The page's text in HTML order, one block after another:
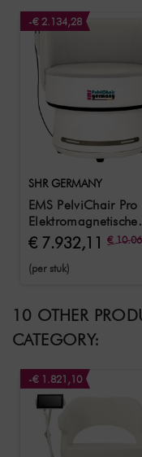
-€ 2.134,28
SHR GERMANY
EMS PelviChair Pro
Elektromagnetische
stimulatiestoel om
bekkenbodem te
versterken Modern
€ 7.932,11 €
(per stuk)
10 OTHER
CATEGORY:
-€ 1.821,10